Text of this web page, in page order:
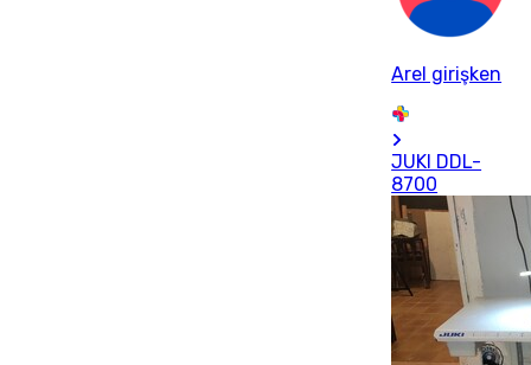
Arel girişken
JUKl DDL-
8700